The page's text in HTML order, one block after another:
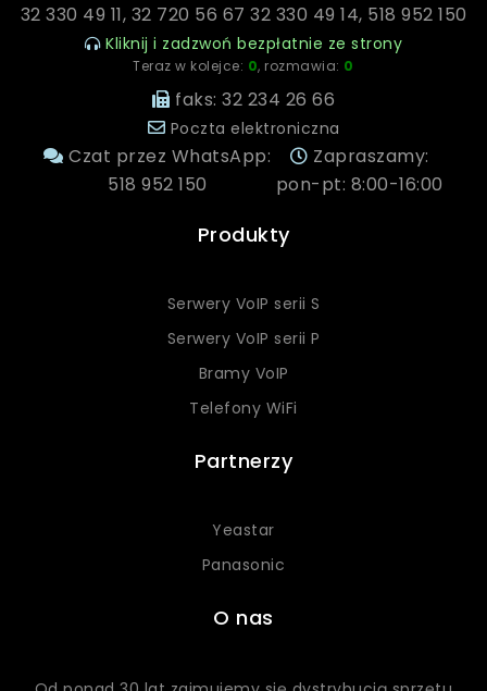
32 330 49 11, 32 720 56 67 32 330 49 14, 518 952 150
Kliknij i zadzwoń bezpłatnie ze strony
Teraz w kolejce: 0, rozmawia: 0
faks: 32 234 26 66
Poczta elektroniczna
Czat przez WhatsApp:
518 952 150
Zapraszamy:
pon-pt: 8:00-16:00
Produkty
Serwery VoIP serii S
Serwery VoIP serii P
Bramy VoIP
Telefony WiFi
Partnerzy
Yeastar
Panasonic
O nas